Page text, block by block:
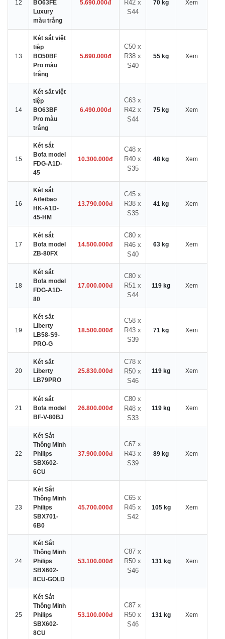
12
BO63FE
Luxury
màu trắng
5.690.000đ
R42 x
S44
70 kg Xem
13
Két sắt việt
tiệp
BO50BF
Pro màu
trắng
5.690.000đ
C50 x
R38 x
S40
55 kg Xem
14
Két sắt việt
tiệp
BO63BF
Pro màu
trắng
6.490.000đ
C63 x
R42 x
S44
75 kg Xem
15
Két sắt
Bofa model
FDG-A1D-
45
10.300.000đ
C48 x
R40 x
S35
48 kg Xem
16
Két sắt
Aifeibao
HK-A1D-
45-HM
13.790.000đ
C45 x
R38 x
S35
41 kg Xem
17
Két sắt
Bofa model
ZB-80FX
14.500.000đ
C80 x
R46 x
S40
63 kg Xem
18
Két sắt
Bofa model
FDG-A1D-
80
17.000.000đ
C80 x
R51 x
S44
119 kg Xem
19
Két sắt
Liberty
LB58-S9-
PRO-G
18.500.000đ
C58 x
R43 x
S39
71 kg Xem
20
Két sắt
Liberty
LB79PRO
25.830.000đ
C78 x
R50 x
S46
119 kg Xem
21
Két sắt
Bofa model
BF-V-80BJ
26.800.000đ
C80 x
R48 x
S33
119 kg Xem
22
Két Sắt
Thông Minh
Philips
SBX602-
6CU
37.900.000đ
C67 x
R43 x
S39
89 kg Xem
23
Két Sắt
Thông Minh
Philips
SBX701-
6B0
45.700.000đ
C65 x
R45 x
S42
105 kg Xem
24
Két Sắt
Thông Minh
Philips
SBX602-
8CU-GOLD
53.100.000đ
C87 x
R50 x
S46
131 kg Xem
25
Két Sắt
Thông Minh
Philips
SBX602-
8CU
53.100.000đ
C87 x
R50 x
S46
131 kg Xem